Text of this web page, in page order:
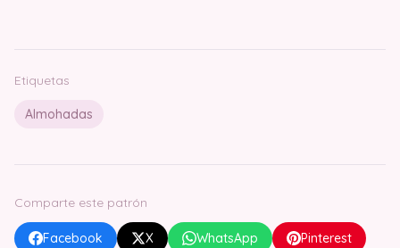
Etiquetas
Almohadas
Comparte este patrón
Facebook X WhatsApp Pinterest